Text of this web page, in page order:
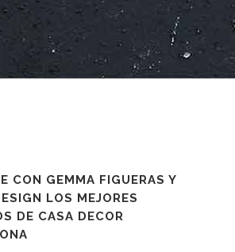
CON GEMMA FIGUERAS Y
LOS MEJORES
DE CASA DECOR